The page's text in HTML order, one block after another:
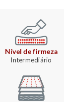
Nível de firmeza
Intermediário